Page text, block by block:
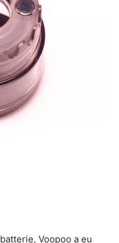
Voopoo a eu